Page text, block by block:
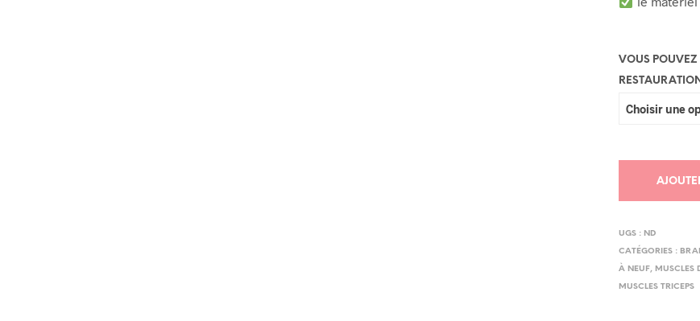
VOUS POUVEZ
RESTAURATION
UGS : ND
CATÉGORIES :
À NEUF, MUSCLES
MUSCLES TRICEPS